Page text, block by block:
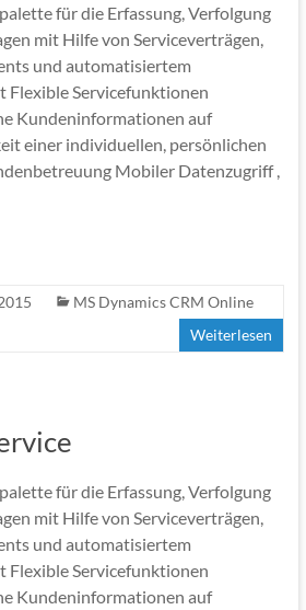
für die Erfassung, Verfolgung
mit Hilfe von Serviceverträgen,
und automatisiertem
Flexible Servicefunktionen
Kundeninformationen auf
einer individuellen, persönlichen
Mobiler Datenzugriff ,
MS Dynamics CRM Online
Weiterlesen
für die Erfassung, Verfolgung
mit Hilfe von Serviceverträgen,
und automatisiertem
Flexible Servicefunktionen
Kundeninformationen auf